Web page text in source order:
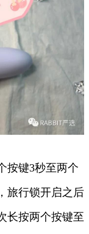
按键3秒至两个
旅行锁开启之后
长按两个按键至